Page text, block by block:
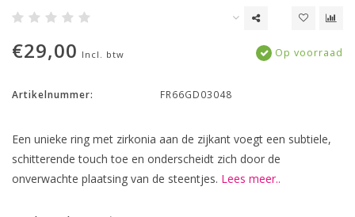
€29,00 Incl. btw Op voorraad
Artikelnummer: FR66GD03048
Een unieke ring met zirkonia aan de zijkant voegt een subtiele,
schitterende touch toe en onderscheidt zich door de
onverwachte plaatsing van de steentjes. Lees meer..